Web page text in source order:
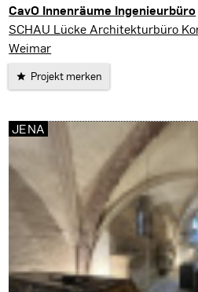
CavO Innenräume Ingenieurbüro
Weimar
SCHAU Lücke Architekturbüro
Weimar
Projekt merken
JENA